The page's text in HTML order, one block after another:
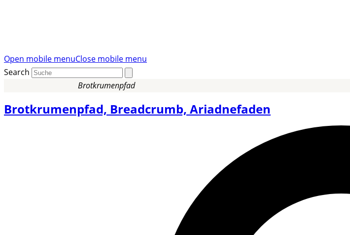
Open mobile menuClose mobile menu
Search
Brotkrumenpfad
Brotkrumenpfad, Breadcrumb, Ariadnefaden